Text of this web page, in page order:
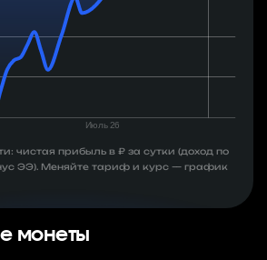
чистая прибыль в ₽ за сутки (доход по
ЭЭ). Меняйте тариф и курс — график
монеты